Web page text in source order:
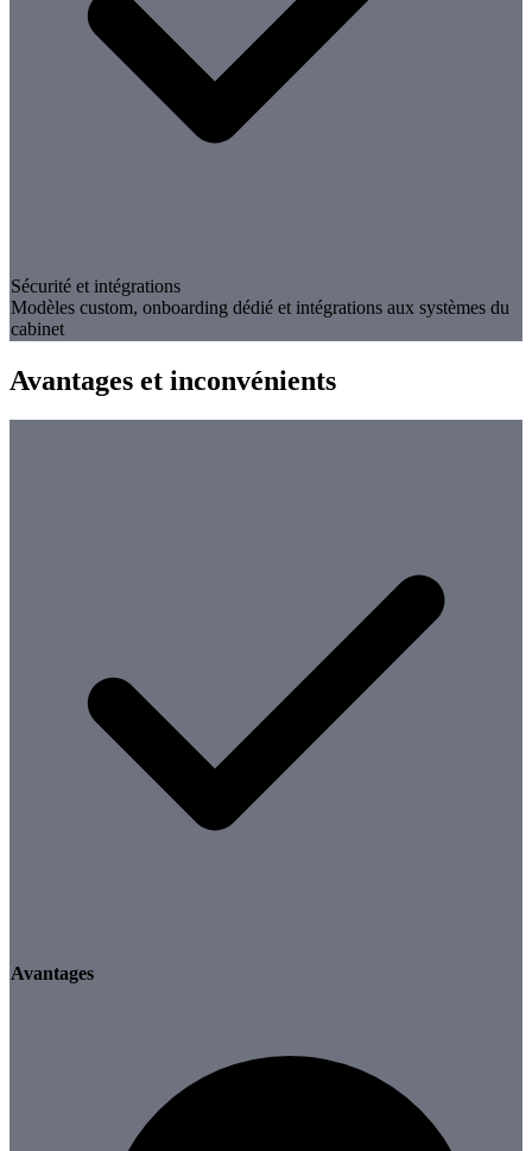
Sécurité et intégrations
Modèles custom, onboarding dédié et intégrations aux systèmes du
cabinet
Avantages et inconvénients
Avantages